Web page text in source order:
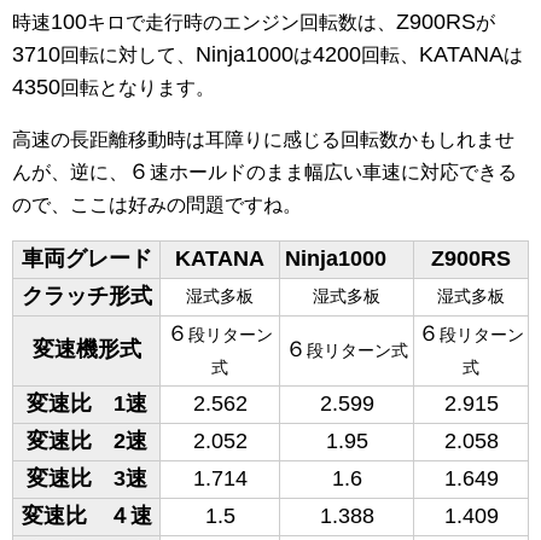
時速100キロで走行時のエンジン回転数は、 Z900RSが
3710回転に対して、 Ninja1000は4200回転、 KATANAは
4350回転となります。
高速の長距離移動時は耳障りに感じる回転数かもしれませ
んが、逆に、
６ 速ホールドのまま幅広い車速に対応できる
ので、ここは好みの問題ですね。
車両グレード KATANA Ninja1000
Z900RS
クラッチ形式
湿式多板 湿式多板 湿式多板
変速機形式
６ 段リターン
式
６ 段リターン式
６ 段リターン
式
変速比 1速 2.562 2.599
2.915
変速比 2速
2.052 1.95
2.058
変速比 3速
1.714 1.6
1.649
変速比 ４速
1.5 1.388
1.409